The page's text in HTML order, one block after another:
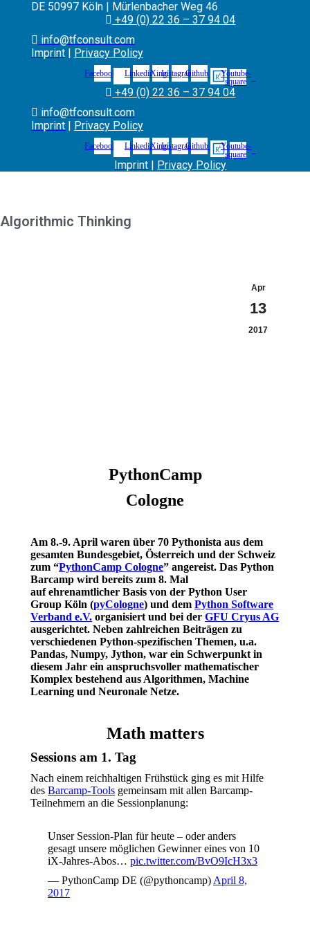
DE 50997 Köln | Mürlenbacher Weg 46
+49 (0) 22 36 – 37 94 04
info@tfconsult.com
Imprint| Privacy Policy
Facebook LinkedinXingInstagramGithub
Youtube-
square
+49 (0) 22 36 – 37 94 04
info@tfconsult.com
Imprint| Privacy Policy
Facebook LinkedinXingInstagramGithub
Youtube-
square
Imprint | Privacy Policy
Algorithmic Thinking
Apr
13
2017
PythonCamp
Cologne
Am 8.-9. April waren über 70 Pythonista aus dem
gesamten Bundesgebiet, Österreich und der Schweiz
zum “PythonCamp Cologne” angereist. Das Python
Barcamp wird bereits zum 8. Mal
auf ehrenamtlicher Basis von der Python User
Group Köln (pyCologne) und dem Python Software
Verband e.V. organisiert und bei der GFU Cryus AG
ausgerichtet. Neben zahlreichen Beiträgen zu
verschiedenen Python-spezifischen Themen, u.a.
Pandas, Numpy, Jython, war ein Schwerpunkt in
diesem Jahr ein anspruchsvoller mathematischer
Komplex bestehend aus Algorithmen, Machine
Learning und Neuronale Netze.
Math matters
Sessions am 1. Tag
Nach einem reichhaltigen Frühstück ging es mit Hilfe
des Barcamp-Tools gemeinsam mit allen Barcamp-
Teilnehmern an die Sessionplanung:
Unser Session-Plan für heute – oder anders
gesagt unsere möglichen Gewinner eines von 10
iX-Jahres-Abos… pic.twitter.com/BvO9IcH3x3
— PythonCamp DE (@pythoncamp)April 8,
2017